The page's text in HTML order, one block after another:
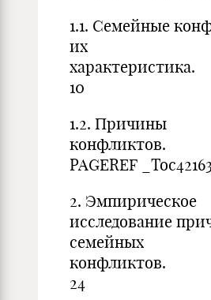
1.1. Семейные
их
10
1.2. Причины
PAGEREF
2. Эмпирическое
исследование
семейных
24